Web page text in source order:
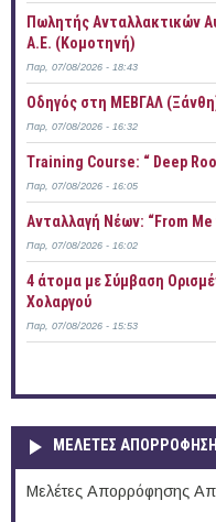
Πωλητής Ανταλλακτικών
Α.Ε. (Κομοτηνή)
Παρ, 07/08/2026 - 18:43
Οδηγός στη ΜΕΒΓΑΛ
Παρ, 07/08/2026 - 16:32
Training Course: “ Deep
Παρ, 07/08/2026 - 16:05
Ανταλλαγή Νέων: “From
Παρ, 07/08/2026 - 16:02
4 άτομα με Σύμβαση
Χολαργού
Παρ, 07/08/2026 - 15:53
ΜΕΛΕΤΕΣ
Μελέτες Απορρόφησης